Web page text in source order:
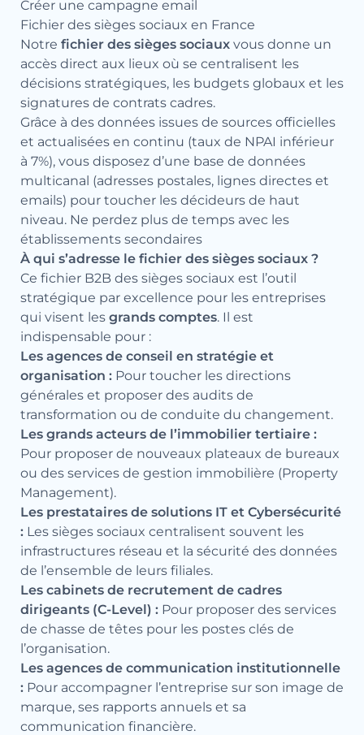
Créer une campagne email
Fichier des sièges sociaux en France
Notre fichier des sièges sociaux vous donne un
accès direct aux lieux où se centralisent les
décisions stratégiques, les budgets globaux et les
signatures de contrats cadres.
Grâce à des données issues de sources officielles
et actualisées en continu (taux de NPAI inférieur
à 7%), vous disposez d’une base de données
multicanal (adresses postales, lignes directes et
emails) pour toucher les décideurs de haut
niveau. Ne perdez plus de temps avec les
établissements secondaires
À qui s’adresse le fichier des sièges sociaux ?
Ce fichier B2B des sièges sociaux est l’outil
stratégique par excellence pour les entreprises
qui visent les grands comptes. Il est
indispensable pour :
Les agences de conseil en stratégie et
organisation : Pour toucher les directions
générales et proposer des audits de
transformation ou de conduite du changement.
Les grands acteurs de l’immobilier tertiaire :
Pour proposer de nouveaux plateaux de bureaux
ou des services de gestion immobilière (Property
Management).
Les prestataires de solutions IT et Cybersécurité
: Les sièges sociaux centralisent souvent les
infrastructures réseau et la sécurité des données
de l’ensemble de leurs filiales.
Les cabinets de recrutement de cadres
dirigeants (C-Level) : Pour proposer des services
de chasse de têtes pour les postes clés de
l’organisation.
Les agences de communication institutionnelle
: Pour accompagner l’entreprise sur son image de
marque, ses rapports annuels et sa
communication financière.